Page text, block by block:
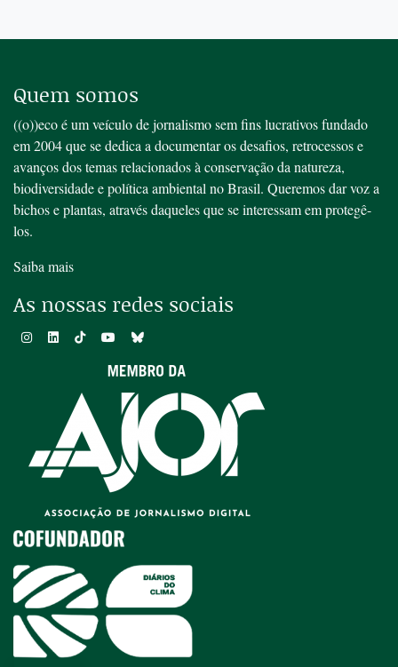
Quem somos
((o))eco é um veículo de jornalismo sem fins lucrativos fundado
em 2004 que se dedica a documentar os desafios, retrocessos e
avanços dos temas relacionados à conservação da natureza,
biodiversidade e política ambiental no Brasil. Queremos dar voz a
bichos e plantas, através daqueles que se interessam em protegê-
los.
Saiba mais
As nossas redes sociais